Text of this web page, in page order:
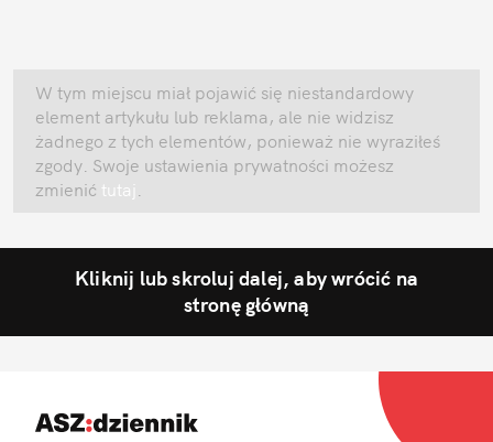
W tym miejscu miał pojawić się niestandardowy
element artykułu lub reklama, ale nie widzisz
żadnego z tych elementów, ponieważ nie wyraziłeś
zgody. Swoje ustawienia prywatności możesz
zmienić tutaj .
Kliknij lub skroluj dalej, aby wrócić na
stronę główną